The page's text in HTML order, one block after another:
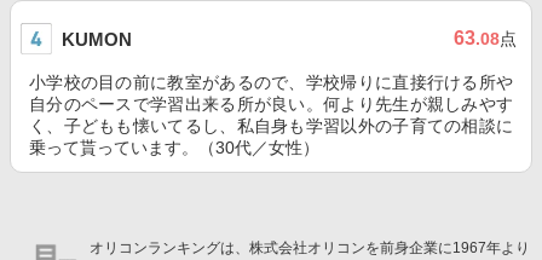
KUMON 63.08点
小学校の目の前に教室があるので、学校帰りに直接行ける所や
自分のペースで学習出来る所が良い。何より先生が親しみやす
く、子どもも懐いてるし、私自身も学習以外の子育ての相談に
乗って貰っています。（30代／女性）
オリコンランキングは、株式会社オリコンを前身企業に1967年より